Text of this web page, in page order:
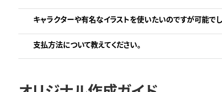
キャラクターや有名なイラストを使いたいのですが可能でし
支払方法について教えてください。